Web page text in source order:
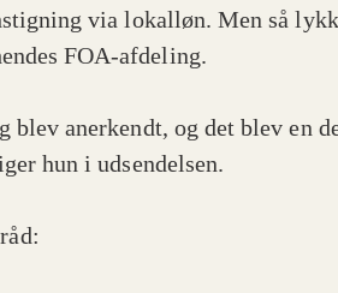
via lokalløn. Men så
FOA-afdeling.
blev anerkendt, og det blev en
hun i udsendelsen.